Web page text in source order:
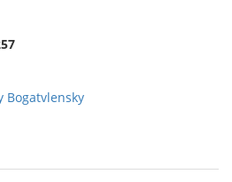
Bogatvlensky